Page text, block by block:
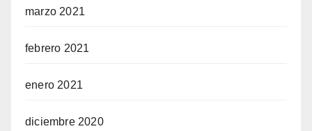
marzo 2021
febrero 2021
enero 2021
diciembre 2020